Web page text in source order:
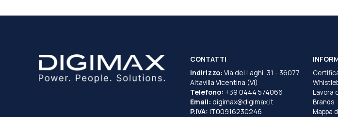
CONTATTI
Indirizzo: Via dei Laghi, 31 - 36077
Altavilla Vicentina (VI)
Telefono: +39 0444 574066
Email: digimax@digimax.it
P.IVA: IT00916230246
Lavora
Brands
Mappa